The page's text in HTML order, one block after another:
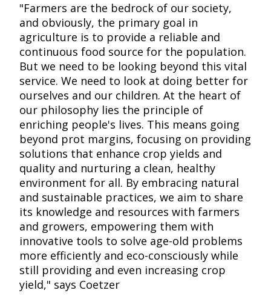
"Farmers are the bedrock of our society,
and obviously, the primary goal in
agriculture is to provide a reliable and
continuous food source for the population.
But we need to be looking beyond this vital
service. We need to look at doing better for
ourselves and our children. At the heart of
our philosophy lies the principle of
enriching people's lives. This means going
beyond profit margins, focusing on providing
solutions that enhance crop yields and
quality and nurturing a clean, healthy
environment for all. By embracing natural
and sustainable practices, we aim to share
its knowledge and resources with farmers
and growers, empowering them with
innovative tools to solve age-old problems
more efficiently and eco-consciously while
still providing and even increasing crop
yield," says Coetzer​​​​‌ ‍ ​‍​‍‌‍ ‌ ​‍‌‍‍‌‌‍‌ ‌‍‍‌‌‍ ‍​‍​‍​ ‍‍​‍​‍‌ ​ ‌‍​‌‌‍ ‍‌‍‍‌‌ ‌​‌ ‍‌​‍ ‍‌‍‍‌‌‍ ​‍​‍​‍ ​​‍​‍‌‍‍​‌ ​‍‌‍‌‌‌‍‌‍​‍​‍​ ‍‍​‍​‍​‍ ‌ ​ ‌ ‌​‌ ‌‌‌‍‌​‌‍‍‌‌‍ ​‍ ‌‍‍‌‌‍ ‍‌ ‌​‌‍‌‌‌‍ ‍‌ ‌​​‍ ‌‍‌‌‌‍‌​‌‍‍‌‌ ‌​​‍ ‌‍ ‌‌‍ ‌‍‌​‌‍‌‌​ ‌‌ ​​‌ ​‍‌‍‌‌‌ ​ ‌‍‌‌‌‍ ‍‌ ‌​‌‍​‌‌ ‌​‌‍‍‌‌‍ ‌‍ ‍​ ‍ ‌‍‍‌‌‍‌​​ ‌‌ ​​‌‍ ‌ ​ ‌ ‌​​‍ ‍‌ ​ ‌‍​‌​‍ ‍‌‍‌​‌‍ ‌‍‍‌‌‍ ‍‌‍‌ ​‍ ‌‌‍​‍‌‍‌‌‌ ‌​‌ ‌​‌‍‌‌‌ ​‍​‍ ‌‌ ​‍‌‍‌‌​‍ ‌‌‍‌​‌‍‌‌‌‍‌‍‌‍‍‌‌‍ ‍‌‍‍‌‌‍ ‍‌‍‌ ​‍ ‌‌ ​ ‌ ‌‌‌‍​ ‌‍​ ‌‍‌‌‌ ​ ‌ ​ ​‍ ‌‌‍‍‌‌‍ ‍​‍ ‌‌‍​‌‌‍‌ ‌ ​‍‌‍‍‌‌‍​ ‌ ‌‌‌‍ ​‌ ‌​‌ ‌‌‌ ​‍‌‍‌‌​‍ ‌‌‍‌‌‌‍ ‌‌ ​​‌‍ ‌ ‌ ‌‍‌‌‌ ​‍‌‍‍‌‌‍ ‍‌‍‌ ​‍ ‌‌‍‌‍‌‍​‌‌ ​‍‌‍ ‌‌‍‌‌‌ ​‍‌ ​ ​‍ ‌‌‍ ‍‌ ‌‌‌ ​‍‌ ‌​‌ ‌‌‌ ​‍‌‍‍‌‌‍ ‍‌‍‌ ​‍ ‌‌ ‌​‌‍‍​‌‍‌‌​‍ ‌‌‍‌‌‌‍ ‍‌ ‌‍‌‍‍‌‌ ​‍‌‍ ‌‍ ‍‌‍ ‌‌‍‌‌‌‍ ‍‌ ‌​​ ‍ ‌ ‌​‌ ‍‌‌ ​​‌‍‌‌​ ‌‌ ​​‌‍ ‌ ​ ‌ ‌​​ ‍ ‌ ​​‌‍​‌‌ ‌​‌‍‍​​ ‌‌‍​‍‌‍ ‌‍‌​‌ ‍‌​‍‌‌​ ‌‌‌​​‍‌‌ ‌‍‍ ‌‍‌‌‌ ‍‌​‍‌‌​ ​ ‌​‌​​‍‌‌​ ​ ‌​‌​​‍‌‌​ ​‍​ ​‍‌‍‌‍​ ​ ‌‍​ ‌‍‌‍​ ​​​ ​‍‌‍​‍​ ‌‌‌‍​‌​ ‍‌​ ​‍​ ​ ​‍‌‌​ ​‍​ ​‍​‍‌‌​ ‌‌‌​‌​​‍ ‍‌‍​ ‌‍‍​‌‍‍‌‌‍ ​‌‍‌​‌ ​‍‌‍‌‌‌‍ ‍​‍‌‌​ ‌‌‌​​‍‌‌ ‌‍‍ ‌‍‌‌‌ ‍‌​‍‌‌​ ​ ‌​‌​​‍‌‌​ ​ ‌​‌​​‍‌‌​ ​‍​ ​‍​ ‍‌‌‍‌​​ ‍‌​ ‍​​ ​​‌‍‌‍​ ‍​​ ​ ‌‍​‌‌‍‌​​ ‌‍‌‍​‌​ ​​​‍‌‌​ ​‍​ ​‍​‍‌‌​ ‌‌‌​‌​​‍ ‍‌ ‌​‌‍‌‌‌ ‍​‌ ‌​​ ‌‍​‍‌‍​‌‌ ​ ‌‍‌‌‌‌‌‌‌ ​‍‌‍ ​​ ‌​‍‌‌​ ​‍‌​‌‍‌ ​ ‌ ‌​‌ ‌‌‌‍‌​‌‍‍‌‌‍ ​‍‌‍‌‍‍‌‌‍‌​​ ‌‌ ​​‌‍ ‌ ​ ‌ ‌​​‍ ‍‌ ​ ‌‍​‌​‍ ‍‌‍‌​‌‍ ‌‍‍‌‌‍ ‍‌‍‌ ​‍ ‌‌‍​‍‌‍‌‌‌ ‌​‌ ‌​‌‍‌‌‌ ​‍​‍ ‌‌ ​‍‌‍‌‌​‍ ‌‌‍‌​‌‍‌‌‌‍‌‍‌‍‍‌‌‍ ‍‌‍‍‌‌‍ ‍‌‍‌ ​‍ ‌‌ ​ ‌ ‌‌‌‍​ ‌‍​ ‌‍‌‌‌ ​ ‌ ​ ​‍ ‌‌‍‍‌‌‍ ‍​‍ ‌‌‍​‌‌‍‌ ‌ ​‍‌‍‍‌‌‍​ ‌ ‌‌‌‍ ​‌ ‌​‌ ‌‌‌ ​‍‌‍‌‌​‍ ‌‌‍‌‌‌‍ ‌‌ ​​‌‍ ‌ ‌ ‌‍‌‌‌ ​‍‌‍‍‌‌‍ ‍‌‍‌ ​‍ ‌‌‍‌‍‌‍​‌‌ ​‍‌‍ ‌‌‍‌‌‌ ​‍‌ ​ ​‍ ‌‌‍ ‍‌ ‌‌‌ ​‍‌ ‌​‌ ‌‌‌ ​‍‌‍‍‌‌‍ ‍‌‍‌ ​‍ ‌‌ ‌​‌‍‍​‌‍‌‌​‍ ‌‌‍‌‌‌‍ ‍‌ ‌‍‌‍‍‌‌ ​‍‌‍ ‌‍ ‍‌‍ ‌‌‍‌‌‌‍ ‍‌ ‌​​‍‌‍‌ ‌​‌ ‍‌‌ ​​‌‍‌‌​ ‌‌ ​​‌‍ ‌ ​ ‌ ‌​​‍‌‍‌ ​​‌‍​‌‌ ‌​‌‍‍​​ ‌‌‍​‍‌‍ ‌‍‌​‌ ‍‌​‍‌‌​ ‌‌‌​​‍‌‌ ‌‍‍ ‌‍‌‌‌ ‍‌​‍‌‌​ ​ ‌​‌​​‍‌‌​ ​ ‌​‌​​‍‌‌​ ​‍​ ​‍‌‍‌‍​ ​ ‌‍​ ‌‍‌‍​ ​​​ ​‍‌‍​‍​ ‌‌‌‍​‌​ ‍‌​ ​‍​ ​ ​‍‌‌​ ​‍​ ​‍​‍‌‌​ ‌‌‌​‌​​‍ ‍‌‍​ ‌‍‍​‌‍‍‌‌‍ ​‌‍‌​‌ ​‍‌‍‌‌‌‍ ‍​‍‌‌​ ‌‌‌​​‍‌‌ ‌‍‍ ‌‍‌‌‌ ‍‌​‍‌‌​ ​ ‌​‌​​‍‌‌​ ​ ‌​‌​​‍‌‌​ ​‍​ ​‍​ ‍‌‌‍‌​​ ‍‌​ ‍​​ ​​‌‍‌‍​ ‍​​ ​ ‌‍​‌‌‍‌​​ ‌‍‌‍​‌​ ​​​‍‌‌​ ​‍​ ​‍​‍‌‌​ ‌‌‌​‌​​‍ ‍‌ ‌​‌‍‌‌‌ ‍​‌ ‌​​‍‌‍‌ ​​‌‍‌‌‌ ​‍‌ ​ ‌ ​​‌‍‌‌‌‍​ ‌ ‌​‌‍‍‌‌ ‌‍‌‍‌‌​ ‌‌ ​​‌ ‌‌‌‍​‍‌‍ ​‌‍‍‌‌ ​ ‌‍‍​‌‍‌‌‌‍‌​​‍​‍‌ ‌